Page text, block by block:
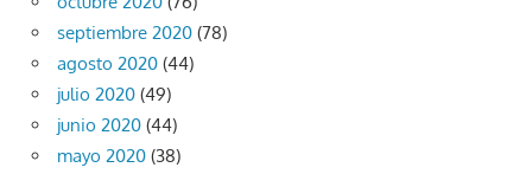
septiembre 2020 (78)
agosto 2020 (44)
julio 2020 (49)
junio 2020 (44)
mayo 2020 (38)